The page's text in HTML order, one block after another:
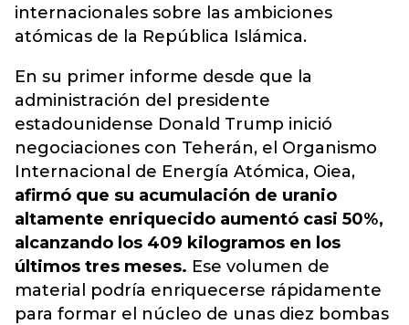
internacionales sobre las ambiciones
atómicas de la República Islámica.
En su primer informe desde que la
administración del presidente
estadounidense Donald Trump inició
negociaciones con Teherán, el Organismo
Internacional de Energía Atómica, Oiea,
afirmó que su acumulación de uranio
altamente enriquecido aumentó casi 50%,
alcanzando los 409 kilogramos en los
últimos tres meses. Ese volumen de
material podría enriquecerse rápidamente
para formar el núcleo de unas diez bombas